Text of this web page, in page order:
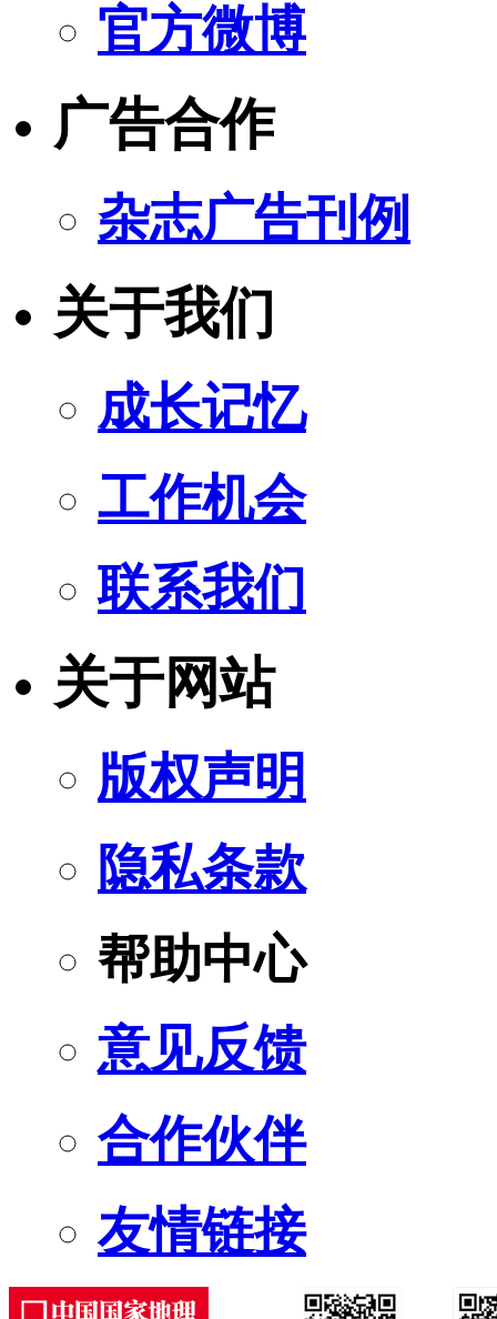
官方微博
广告合作
杂志广告刊例
关于我们
成长记忆
工作机会
联系我们
关于网站
版权声明
隐私条款
帮助中心
意见反馈
合作伙伴
友情链接